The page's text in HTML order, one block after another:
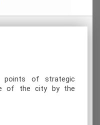
points of strategic
of the city by the